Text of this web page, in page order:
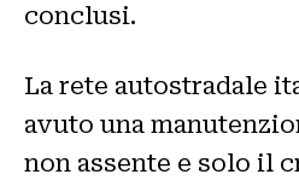
conclusi.
La rete autostradale
avuto una
non assente e solo il